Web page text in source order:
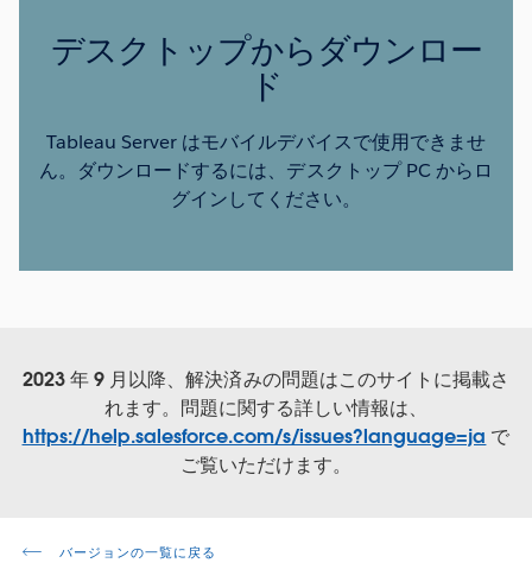
デスクトップからダウンロー
ド
Tableau Server はモバイルデバイスで使用できませ
ん。ダウンロードするには、デスクトップ PC からロ
グインしてください。
2023 年 9 月以降、解決済みの問題はこのサイトに掲載さ
れます。問題に関する詳しい情報は、
https://help.salesforce.com/s/issues?language=ja で
ご覧いただけます。
バージョンの一覧に戻る